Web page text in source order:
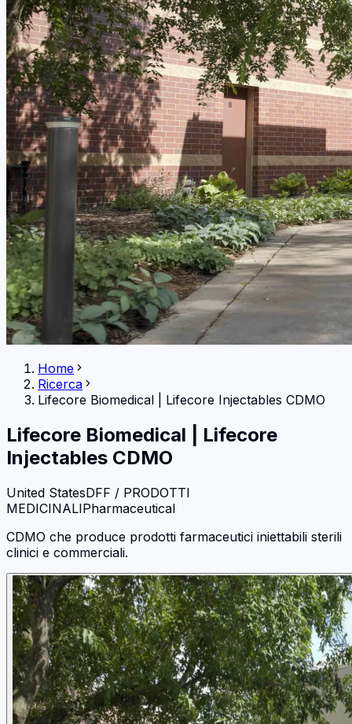
Home
Ricerca
Lifecore Biomedical
Lifecore Injectables CDMO
Lifecore Biomedical
Lifecore
Injectables CDMO
United StatesDFF / PRODOTTI
MEDICINALIPharmaceutical
CDMO che produce prodotti farmaceutici iniettabili sterili
clinici e commerciali.